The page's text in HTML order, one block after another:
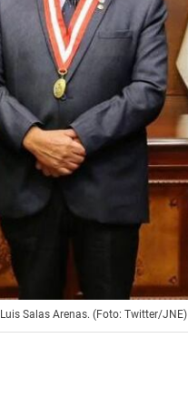
Salas Arenas. (Foto: Twitter/JNE)